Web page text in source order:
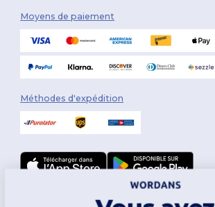
Moyens de paiement
Méthodes d'expédition